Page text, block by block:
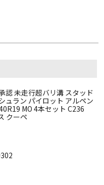
認 未走行超バリ溝 スタッド
ュラン パイロット アルペン
MO 4本セット C236
クーペ